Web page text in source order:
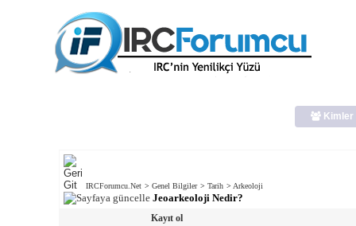
Kimler
IRCForumcu.Net > Genel Bilgiler > Tarih > Arkeoloji
Jeoarkeoloji Nedir?
Kayıt ol